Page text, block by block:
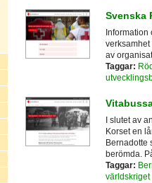
Svenska
Information
av
Taggar:
I slutet av
Korset en
Bernadotte
berömda.
Taggar: